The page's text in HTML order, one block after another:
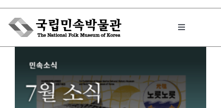
Skip
content
Toggle
박물관에서는